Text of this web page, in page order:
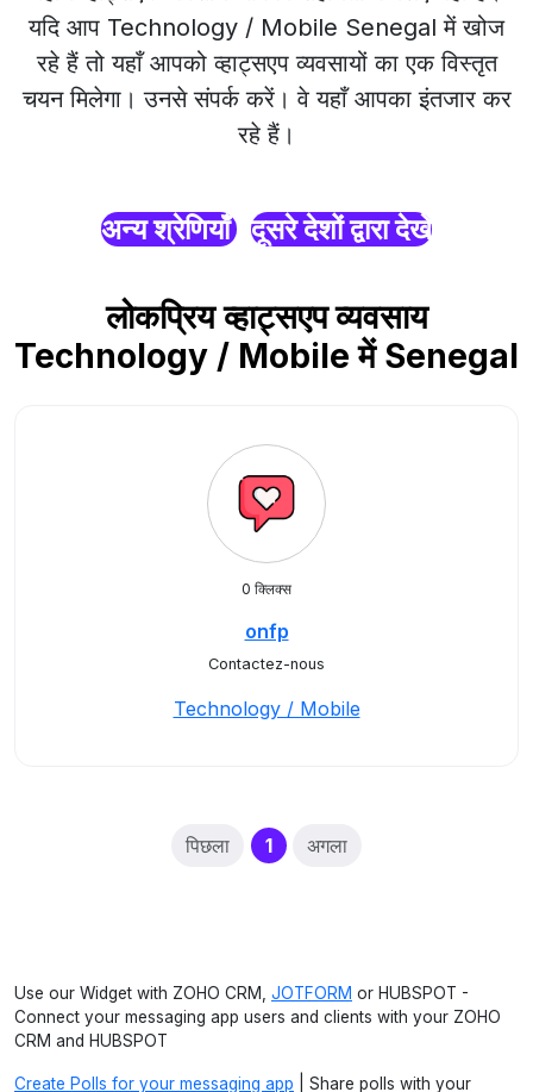
यदि आप Technology / Mobile Senegal में खोज
रहे हैं तो यहाँ आपको व्हाट्सएप व्यवसायों का एक विस्तृत
चयन मिलेगा। उनसे संपर्क करें। वे यहाँ आपका इंतजार कर
रहे हैं।
अन्य श्रेणियाँ दूसरे देशों द्वारा देखें
लोकप्रिय व्हाट्सएप व्यवसाय
Technology / Mobile में Senegal
0 क्लिक्स
onfp
Contactez-nous
Technology / Mobile
पिछला 1(current)
अगला
Use our Widget with ZOHO CRM, JOTFORM or HUBSPOT -
Connect your messaging app users and clients with your ZOHO
CRM and HUBSPOT
Create Polls for your messaging app | Share polls with your